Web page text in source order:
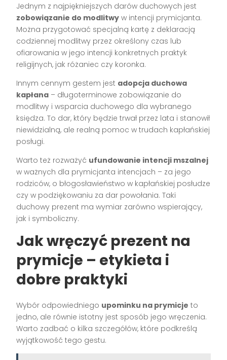
Jednym z najpiękniejszych darów duchowych jest
zobowiązanie do modlitwy w intencji prymicjanta.
Można przygotować specjalną kartę z deklaracją
codziennej modlitwy przez określony czas lub
ofiarowania w jego intencji konkretnych praktyk
religijnych, jak różaniec czy koronka.
Innym cennym gestem jest adopcja duchowa
kapłana – długoterminowe zobowiązanie do
modlitwy i wsparcia duchowego dla wybranego
księdza. To dar, który będzie trwał przez lata i stanowił
niewidzialną, ale realną pomoc w trudach kapłańskiej
posługi.
Warto też rozważyć ufundowanie intencji mszalnej
w ważnych dla prymicjanta intencjach – za jego
rodziców, o błogosławieństwo w kapłańskiej posłudze
czy w podziękowaniu za dar powołania. Taki
duchowy prezent ma wymiar zarówno wspierający,
jak i symboliczny.
Jak wręczyć prezent na
prymicje – etykieta i
dobre praktyki
Wybór odpowiedniego upominku na prymicje to
jedno, ale równie istotny jest sposób jego wręczenia.
Warto zadbać o kilka szczegółów, które podkreślą
wyjątkowość tego gestu.